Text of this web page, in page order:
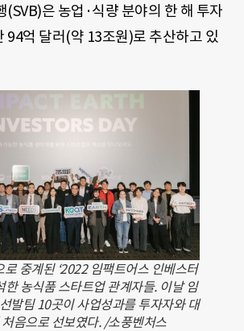
(SVB)은 농업·식량 분야의 한 해 투자
94억 달러(약 13조원)로 추산하고 있
중계된 ‘2022 임팩트어스 인베스터
한 농식품 스타트업 관계자들. 이날 임
발팀 10곳이 사업성과를 투자자와 대
처음으로 선보였다. /소풍벤처스